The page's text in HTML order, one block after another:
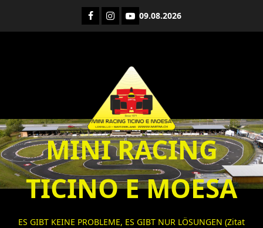
springen
Facebook
Instagram
YouTube
09.08.2026
MINI RACING
TICINO E MOESA
ES GIBT KEINE PROBLEME, ES GIBT NUR LÖSUNGEN (Zitat